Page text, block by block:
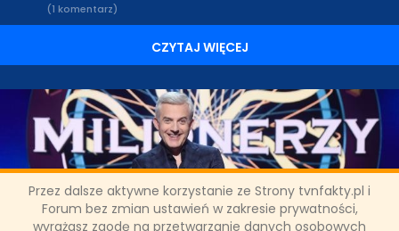
Przez dalsze aktywne korzystanie ze Strony tvnfakty.pl i
Forum bez zmian ustawień w zakresie prywatności,
wyrażasz zgodę na przetwarzanie danych osobowych
(1 komentarz)
CZYTAJ WIĘCEJ
W "Milionerach" padnie główna